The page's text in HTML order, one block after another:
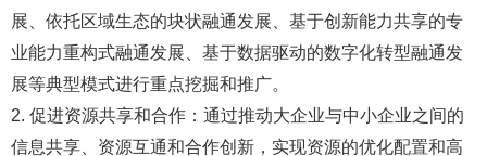
展、依托区域生态的块状融通发展、基于创新能力共享的专
业能力重构式融通发展、基于数据驱动的数字化转型融通发
展等典型模式进行重点挖掘和推广。
2. 促进资源共享和合作：通过推动大企业与中小企业之间的
信息共享、资源互通和合作创新，实现资源的优化配置和高